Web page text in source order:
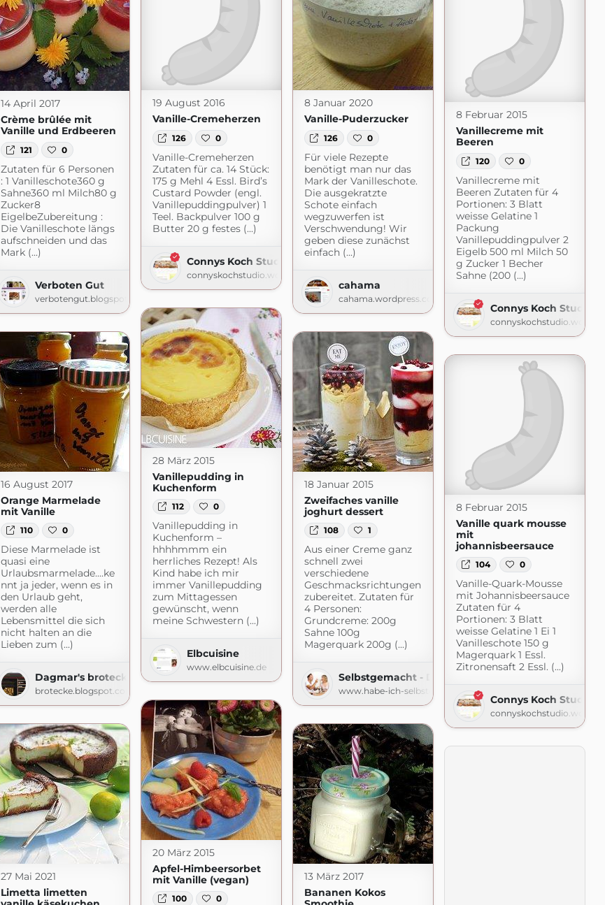
19 August 2016
Vanille-Cremeherzen
126 0
Vanille-Cremeherzen
Zutaten für ca. 14 Stück:
175 g Mehl 4 Essl. Bird’s
Custard Powder (engl.
Vanillepuddingpulver) 1
Teel. Backpulver 100 g
Butter 20 g festes (...)
Connys Koch Studio
connyskochstudio.wordpress.com
8 Januar 2020
Vanille-Puderzucker
126 0
Für viele Rezepte
benötigt man nur das
Mark der Vanilleschote.
Die ausgekratzte
Schote einfach
wegzuwerfen ist
Verschwendung! Wir
geben diese zunächst
einfach (...)
cahama
cahama.wordpress.com
14 April 2017
Crème brûlée mit
Vanille und Erdbeeren
121 0
Zutaten für 6 Personen
: 1 Vanilleschote360 g
Sahne360 ml Milch80 g
Zucker8
EigelbeZubereitung :
Die Vanilleschote längs
aufschneiden und das
Mark (...)
Verboten Gut
verbotengut.blogspot.com
8 Februar 2015
Vanillecreme mit
Beeren
120 0
Vanillecreme mit
Beeren Zutaten für 4
Portionen: 3 Blatt
weisse Gelatine 1
Packung
Vanillepuddingpulver 2
Eigelb 500 ml Milch 50
g Zucker 1 Becher
Sahne (200 (...)
Connys Koch Studio
28 März 2015
Vanillepudding in
Kuchenform
112 0
Vanillepudding in
Kuchenform –
hhhhmmm ein
herrliches Rezept! Als
Kind habe ich mir
immer Vanillepudding
zum Mittagessen
gewünscht, wenn
meine Schwestern (...)
Elbcuisine
www.elbcuisine.de
16 August 2017
Orange Marmelade
mit Vanille
110 0
Diese Marmelade ist
quasi eine
Urlaubsmarmelade....ke
nnt ja jeder, wenn es in
den Urlaub geht,
werden alle
Lebensmittel die sich
nicht halten an die
Lieben zum (...)
Dagmar's brotecke
brotecke.blogspot.com
18 Januar 2015
Zweifaches vanille
joghurt dessert
108 1
Aus einer Creme ganz
schnell zwei
verschiedene
Geschmacksrichtungen
zubereitet. Zutaten für
4 Personen:
Grundcreme: 200g
Sahne 100g
Magerquark 200g (...)
Selbstgemacht - Der Foodblog
www.habe-ich-selbstgemacht.de
8 Februar 2015
Vanille quark mousse
mit
johannisbeersauce
104 0
Vanille-Quark-Mousse
mit Johannisbeersauce
Zutaten für 4
Portionen: 3 Blatt
weisse Gelatine 1 Ei 1
Vanilleschote 150 g
Magerquark 1 Essl.
Zitronensaft 2 Essl. (...)
Connys Koch Studio
20 März 2015
Apfel-Himbeersorbet
mit Vanille (vegan)
100 0
27 Mai 2021
Limetta limetten
13 März 2017
Bananen Kokos